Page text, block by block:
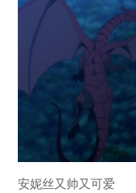
安妮丝又帅又可爱